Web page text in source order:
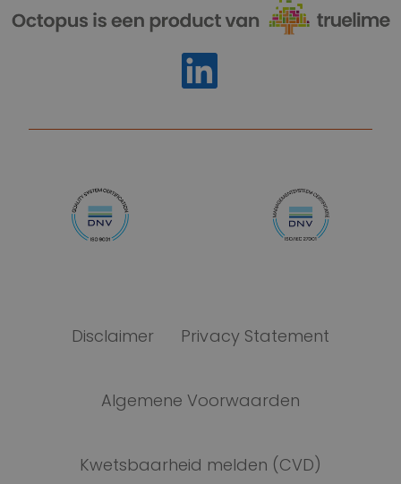
Disclaimer Privacy Statement
Algemene Voorwaarden
Kwetsbaarheid melden (CVD)